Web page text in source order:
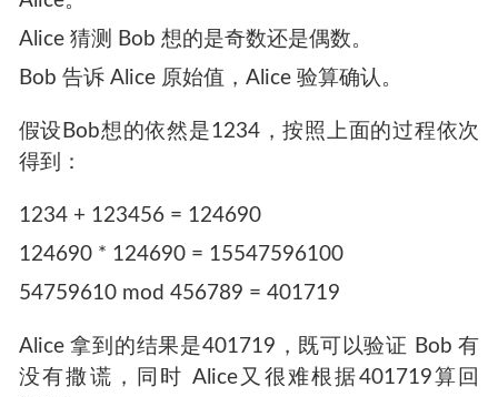
道了加密方法，也不能恢复出原文呢？有的，只
需要在加密过程中加入一些不可逆运算就行了。
这次Bob 又设计了一种方案：
Bob 先想一个数，并加上123456。
把结果平方，取第3至第10位，组成一个8位数。
再用这个数除以456789求余数，把这个结果告诉
Alice。
Alice 猜测 Bob 想的是奇数还是偶数。
假设Bob想的依然是1234，按照上面的过程依次